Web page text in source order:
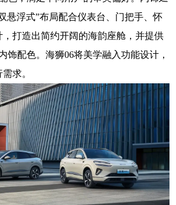
悬浮式”布局配合仪表台、门把手、怀
打造出简约开阔的海韵座舱，并提供
饰配色。海狮06将美学融入功能设计，
求。